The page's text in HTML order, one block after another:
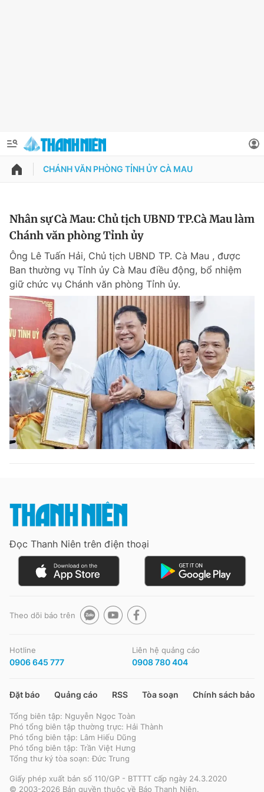
QUẢNG CÁO
Chuyên mục
Chuyên mục khác
Chào ngày mới Tin 24h
Tin thị trường Tin 360
Video Magazine
Sản phẩm khác
Tiện ích Bạn cần biết
Đọc Thanh Niên trên điện thoại
Đặt báo Quảng cáo RSS
Tổng biên tập: Nguyễn Ngọc Toàn
Phó tổng biên tập thường trực: Hải Thành
Phó tổng biên tập: Lâm Hiếu Dũng
Tổng thư ký tòa soạn: Đức Trung
Thông tin tài khoản
Đổi mật khẩu
Tin đã lưu
Tin đã xem
Đăng xuất
CHÁNH VĂN PHÒNG TỈNH ỦY CÀ MAU
Nhân sự Cà Mau: Chủ tịch UBND TP.Cà Mau làm
Chánh văn phòng Tỉnh ủy
Ông Lê Tuấn Hải, Chủ tịch UBND TP. Cà Mau , được
Ban thường vụ Tỉnh ủy Cà Mau điều động, bổ nhiệm
giữ chức vụ Chánh văn phòng Tỉnh ủy.
Đọc Thanh Niên trên điện thoại
Theo dõi báo trên
Hotline
0906 645 777
Liên hệ quảng cáo
0908 780 404
Đặt báo Quảng cáo RSS Tòa soạn Chính sách bảo
Tổng biên tập: Nguyễn Ngọc Toàn
Phó tổng biên tập thường trực: Hải Thành
Phó tổng biên tập: Lâm Hiếu Dũng
Phó tổng biên tập: Trần Việt Hưng
Tổng thư ký tòa soạn: Đức Trung
Giấy phép xuất bản số 110/GP - BTTTT cấp ngày 24.3.2020
© 2003-2026 Bản quyền thuộc về Báo Thanh Niên.